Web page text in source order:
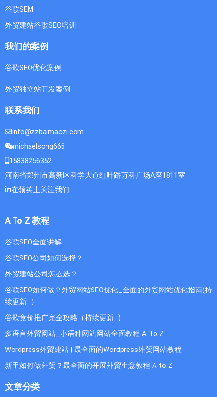
谷歌SEM
外贸建站谷歌SEO培训
我们的案例
谷歌SEO优化案例
外贸独立站开发案例
联系我们
info@zzbaimaozi.com
michaelsong666
15838256352
河南省郑州市高新区科学大道红叶路万科广场A座1811室
在领英上关注我们
A To Z 教程
谷歌SEO全面讲解
谷歌SEO公司如何选择？
外贸建站公司怎么选？
谷歌SEO如何做？外贸网站SEO优化_全面的外贸网站优化指南(持
续更新...）
谷歌竞价推广完全攻略（持续更新…)
多语言外贸网站_小语种网站网站全面教程 A To Z
Wordpress外贸建站 | 最全面的Wordpress外贸网站教程
新手如何做外贸？最全面的开展外贸生意教程 A to Z
文章分类